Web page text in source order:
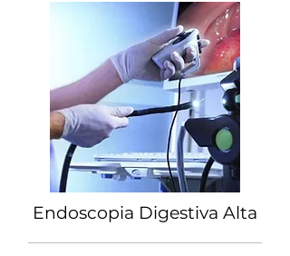
Endoscopia Digestiva Alta